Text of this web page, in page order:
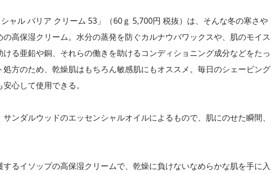
ャル バリア クリーム 53」（60ｇ 5,700円 税抜）は、そんな冬の寒さや
高保湿クリーム。水分の蒸発を防ぐカルナウバワックスや、肌のモイス
る亜鉛や銅、それらの働きを助けるコンディショニング成分などをたっ
方のため、乾燥肌はもちろん敏感肌にもオススメ。毎日のシェービング
心して使用できる。
ンダルウッドのエッセンシャルオイルによるもので、肌にのせた瞬間、
るイソップの高保湿クリームで、乾燥に負けないなめらかな肌を手に入